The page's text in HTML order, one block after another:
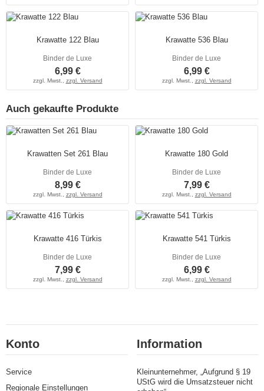
Krawatte 122 Blau
Binder de Luxe
6,99 €
zzgl. Mwst., zzgl. Versand
Krawatte 536 Blau
Binder de Luxe
6,99 €
zzgl. Mwst., zzgl. Versand
Auch gekaufte Produkte
Krawatten Set 261 Blau
Binder de Luxe
8,99 €
zzgl. Mwst., zzgl. Versand
Krawatte 180 Gold
Binder de Luxe
7,99 €
zzgl. Mwst., zzgl. Versand
Krawatte 416 Türkis
Binder de Luxe
7,99 €
zzgl. Mwst., zzgl. Versand
Krawatte 541 Türkis
Binder de Luxe
6,99 €
zzgl. Mwst., zzgl. Versand
Konto
Service
Regionale Einstellungen
Information
Kleinunternehmer, „Aufgrund § 19
UStG wird die Umsatzsteuer nicht